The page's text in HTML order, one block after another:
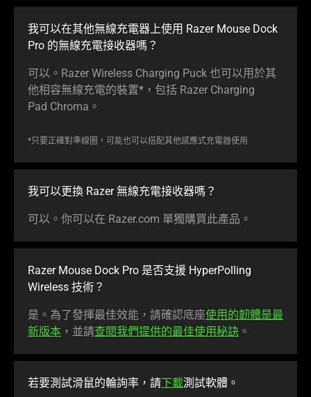
我可以在其他無線充電器上使用 Razer Mouse Dock
Pro 的無線充電接收器嗎 ？
可以。Razer Wireless Charging Puck 也可以用於其
他相容無線充電的裝置*，包括 Razer Charging
Pad Chroma。
*只要正確對準線圈，可能也可以搭配其他感應式充電器使用
我可以更換 Razer 無線充電接收器嗎？
可以。你可以在 Razer.com 單獨購買此產品。
Razer Mouse Dock Pro 是否支援 HyperPolling
Wireless 技術 ？
是。為了發揮最佳效能，請確認底座使用的韌體是最
新版本 ，並請查閱我們提供的最佳使用秘訣 。
若要測試滑鼠的輪詢率，請下載測試軟體。